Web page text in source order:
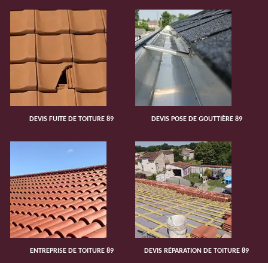
DEVIS FUITE DE TOITURE 89 DEVIS POSE DE GOUTTIÈRE 89
ENTREPRISE DE TOITURE 89 DEVIS RÉPARATION DE TOITURE 89